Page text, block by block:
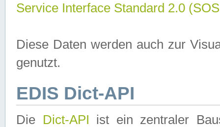
Service Interface Standard 2.0
Diese Daten werden auch zur
genutzt.
EDIS Dict-API
Die Dict-API ist ein zentraler